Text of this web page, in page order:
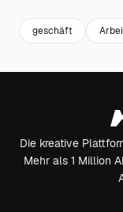
geschäft
Die kreative
Mehr als 1 Million